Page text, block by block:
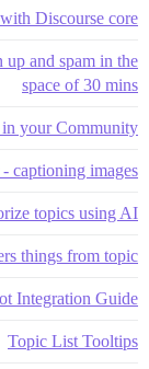
Discourse core
up and spam in the
space of 30 mins
your Community?
captioning images
topics using AI
things from topic
Integration Guide
Topic List Tooltips